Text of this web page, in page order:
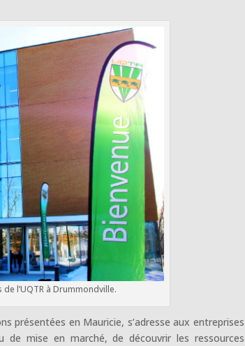
l’UQTR à Drummondville.
présentées en Mauricie, s’adresse aux entreprises
de mise en marché, de découvrir les ressources